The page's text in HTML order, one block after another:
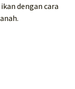
dengan cara